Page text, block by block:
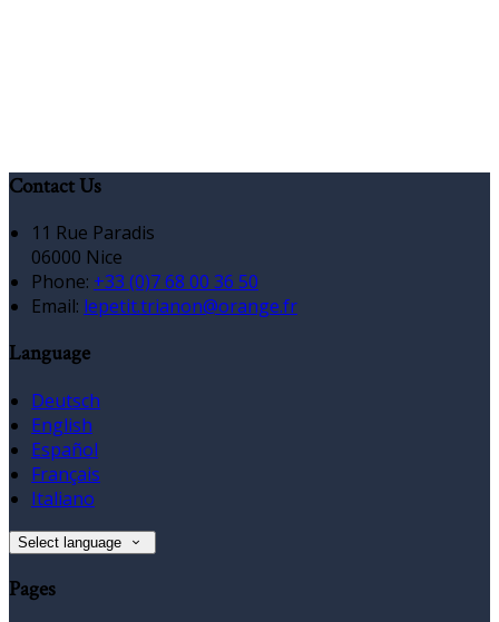
Contact Us
11 Rue Paradis
06000 Nice
Phone: +33 (0)7 68 00 36 50
Email: lepetit.trianon@orange.fr
Language
Deutsch
English
Español
Français
Italiano
Select language
Pages